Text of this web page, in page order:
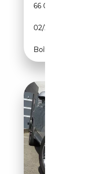
66 000 km
02/2022
Boîte automatique